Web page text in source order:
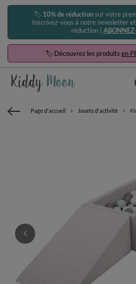
🏷️ 10% de réductionsur votre
Inscrivez-vous à notre newsletter
réduction |
🏷️ Découvrez les produits en
Page d'accueil Jouets d'activité